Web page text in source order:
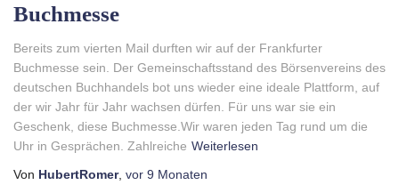
Buchmesse
Bereits zum vierten Mail durften wir auf der Frankfurter
Buchmesse sein. Der Gemeinschaftsstand des Börsenvereins des
deutschen Buchhandels bot uns wieder eine ideale Plattform, auf
der wir Jahr für Jahr wachsen dürfen. Für uns war sie ein
Geschenk, diese Buchmesse.Wir waren jeden Tag rund um die
Uhr in Gesprächen. Zahlreiche Weiterlesen
Von HubertRomer, vor 9 Monaten